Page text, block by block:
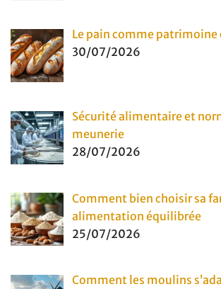
Le pain comme patrimoine
30/07/2026
Sécurité alimentaire et
meunerie
28/07/2026
Comment bien choisir sa
alimentation équilibrée
25/07/2026
Comment les moulins